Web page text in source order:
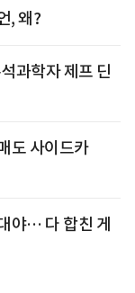
, 왜?
과학자 제프 딘
도 사이드카
야… 다 합친 게